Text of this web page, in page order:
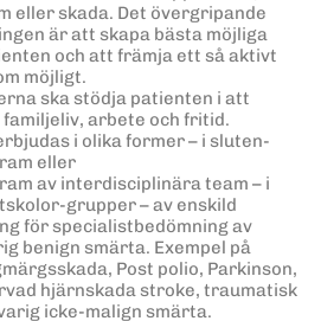
eller skada. Det övergripande
är att skapa bästa möjliga
och att främja ett så aktivt
möjligt.
ska stödja patienten i att
familjeliv, arbete och fritid.
i olika former – i sluten-
eller
av interdisciplinära team – i
grupper – av enskild
för specialistbedömning av
benign smärta. Exempel på
Post polio, Parkinson,
hjärnskada stroke, traumatisk
icke-malign smärta.